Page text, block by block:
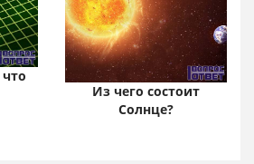
Из чего состоит
Солнце?